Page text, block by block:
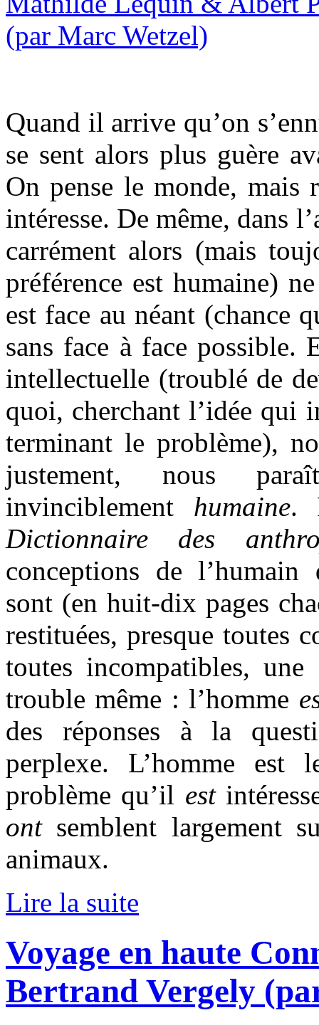
Quand il arrive qu’on
se sent alors plus guère
On pense le monde, mais
intéresse. De même, dans
carrément alors (mais
préférence est humaine)
est face au néant (chance
sans face à face possible.
intellectuelle (troublé de
quoi, cherchant l’idée qui
terminant le problème),
justement, nous
invinciblement humaine.
Dictionnaire des
conceptions de l’humain
sont (en huit-dix pages
restituées, presque toutes
toutes incompatibles,
trouble même : l’homme
des réponses à la
perplexe. L’homme
problème qu’il est
ontsemblent largement
animaux.
Lire la suite
Voyage en haute
Bertrand Vergely